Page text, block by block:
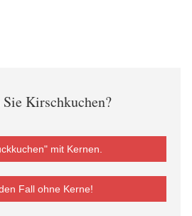
Kirschkuchen?
mit Kernen.
Fall ohne Kerne!